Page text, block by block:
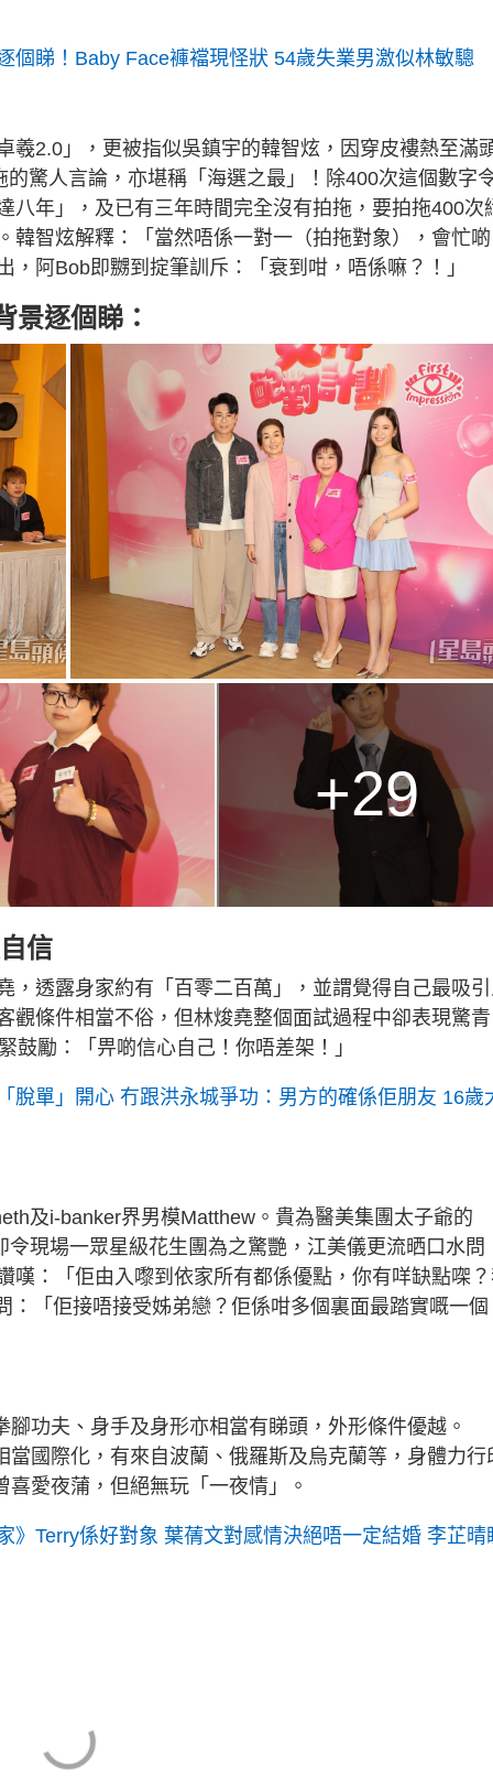
個睇！Baby Face褲襠現怪狀 54歲失業男激似林敏驄
羲2.0」，更被指似吳鎮宇的韓智炫，因穿皮褸熱至滿
驚人言論，亦堪稱「海選之最」！除400次這個數字
八年」，及已有三年時間完全沒有拍拖，要拍拖400次
韓智炫解釋：「當然唔係一對一（拍拖對象），會忙啲
阿Bob即嬲到掟筆訓斥：「衰到咁，唔係嘛？！」
景逐個睇：
+29
信
，透露身家約有「百零二百萬」，並謂覺得自己最吸
觀條件相當不俗，但林焌堯整個面試過程中卻表現驚
鼓勵：「畀啲信心自己！你唔差架！」
脫單」開心 冇跟洪永城爭功：男方的確係佢朋友 16歲
及i-banker界男模Matthew。貴為醫美集團太子爺的
現場一眾星級花生團為之驚艷，江美儀更流晒口水問
嘆：「佢由入嚟到依家所有都係優點，你有咩缺點㗎
：「佢接唔接受姊弟戀？佢係咁多個裏面最踏實嘅一個
功夫、身手及身形亦相當有睇頭，外形條件優越。
國際化，有來自波蘭、俄羅斯及烏克蘭等，身體力行
愛夜蒲，但絕無玩「一夜情」。
》Terry係好對象 葉蒨文對感情決絕唔一定結婚 李芷晴